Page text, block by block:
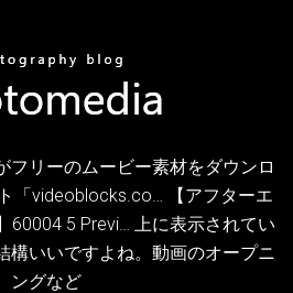
フリーのムービー素材をダウンロ
「videoblocks.co… 【アフターエ
60004 5 Previ… 上に表示されてい
構いいですよね。動画のオープニ
ングなど